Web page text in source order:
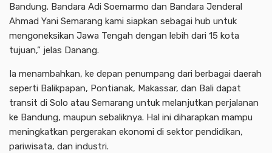
Bandung. Bandara Adi Soemarmo dan Bandara Jenderal
Ahmad Yani Semarang kami siapkan sebagai hub untuk
mengoneksikan Jawa Tengah dengan lebih dari 15 kota
tujuan,” jelas Danang.
Ia menambahkan, ke depan penumpang dari berbagai daerah
seperti Balikpapan, Pontianak, Makassar, dan Bali dapat
transit di Solo atau Semarang untuk melanjutkan perjalanan
ke Bandung, maupun sebaliknya. Hal ini diharapkan mampu
meningkatkan pergerakan ekonomi di sektor pendidikan,
pariwisata, dan industri.